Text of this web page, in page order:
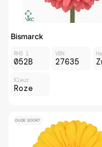
Bismarck
RHS 1
052B
VBN
27635
Kleur
Roze
OUDE SOORT